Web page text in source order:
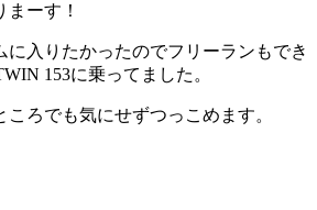
ーす！
に入りたかったのでフリーランもでき
153に乗ってました。
ろでも気にせずつっこめます。